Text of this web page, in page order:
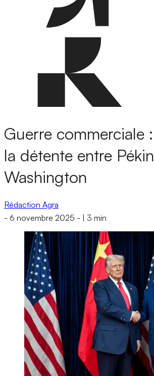
Guerre commerciale
la détente entre
Washington
Rédaction Agra
- 6 novembre 2025 - 3 min